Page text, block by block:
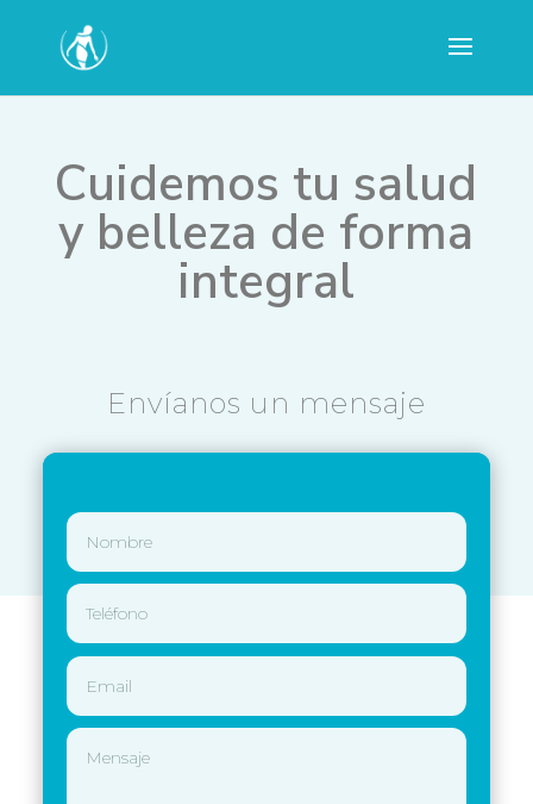
Cuidemos tu salud
y belleza de forma
integral
Envíanos un mensaje